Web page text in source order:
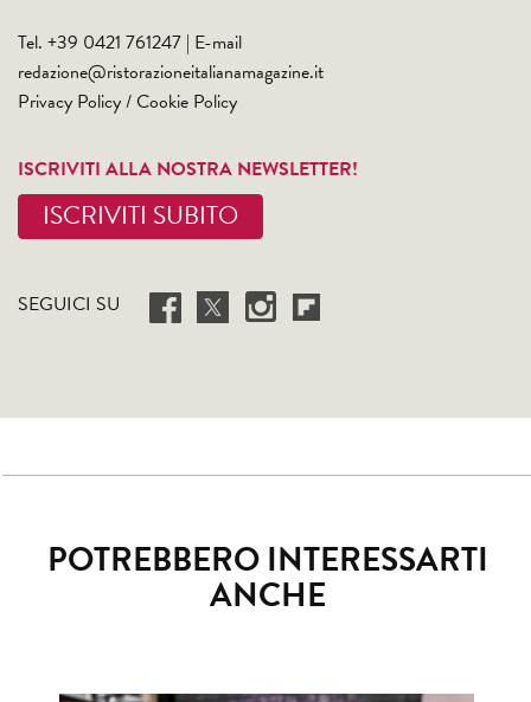
Tel. +39 0421 761247 | E-mail
redazione@ristorazioneitalianamagazine.it
Privacy Policy/Cookie Policy
ISCRIVITI ALLA NOSTRA NEWSLETTER!
ISCRIVITI SUBITO
SEGUICI SU
POTREBBERO INTERESSARTI
ANCHE